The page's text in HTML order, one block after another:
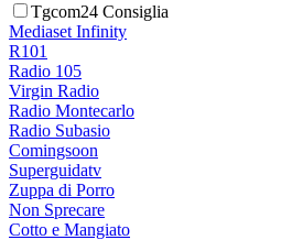
Tgcom24 Consiglia
Mediaset Infinity
R101
Radio 105
Virgin Radio
Radio Montecarlo
Radio Subasio
Comingsoon
Superguidatv
Zuppa di Porro
Non Sprecare
Cotto e Mangiato